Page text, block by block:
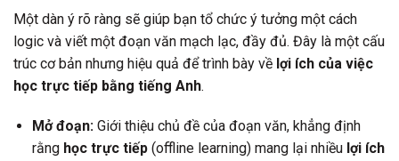
Một dàn ý rõ ràng sẽ giúp bạn tổ chức ý tưởng một cách
logic và viết một đoạn văn mạch lạc, đầy đủ. Đây là một cấu
trúc cơ bản nhưng hiệu quả để trình bày về lợi ích của việc
học trực tiếp bằng tiếng Anh.
Mở đoạn:Giới thiệu chủ đề của đoạn văn, khẳng định
rằng học trực tiếp(offline learning) mang lại nhiều lợi ích